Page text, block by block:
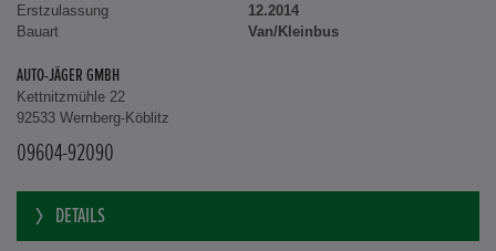
Erstzulassung
12.2014
Bauart
Van/Kleinbus
AUTO-JÄGER GMBH
Kettnitzmühle 22
92533 Wernberg-Köblitz
09604-92090
DETAILS